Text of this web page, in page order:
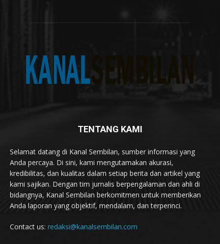
TENTANG KAMI
Selamat datang di Kanal Sembilan, sumber informasi yang
Anda percaya. Di sini, kami mengutamakan akurasi,
kredibilitas, dan kualitas dalam setiap berita dan artikel yang
kami sajikan. Dengan tim jurnalis berpengalaman dan ahli di
bidangnya, Kanal Sembilan berkomitmen untuk memberikan
Anda laporan yang objektif, mendalam, dan terperinci.
Contact us: redaksi@kanalsembilan.com